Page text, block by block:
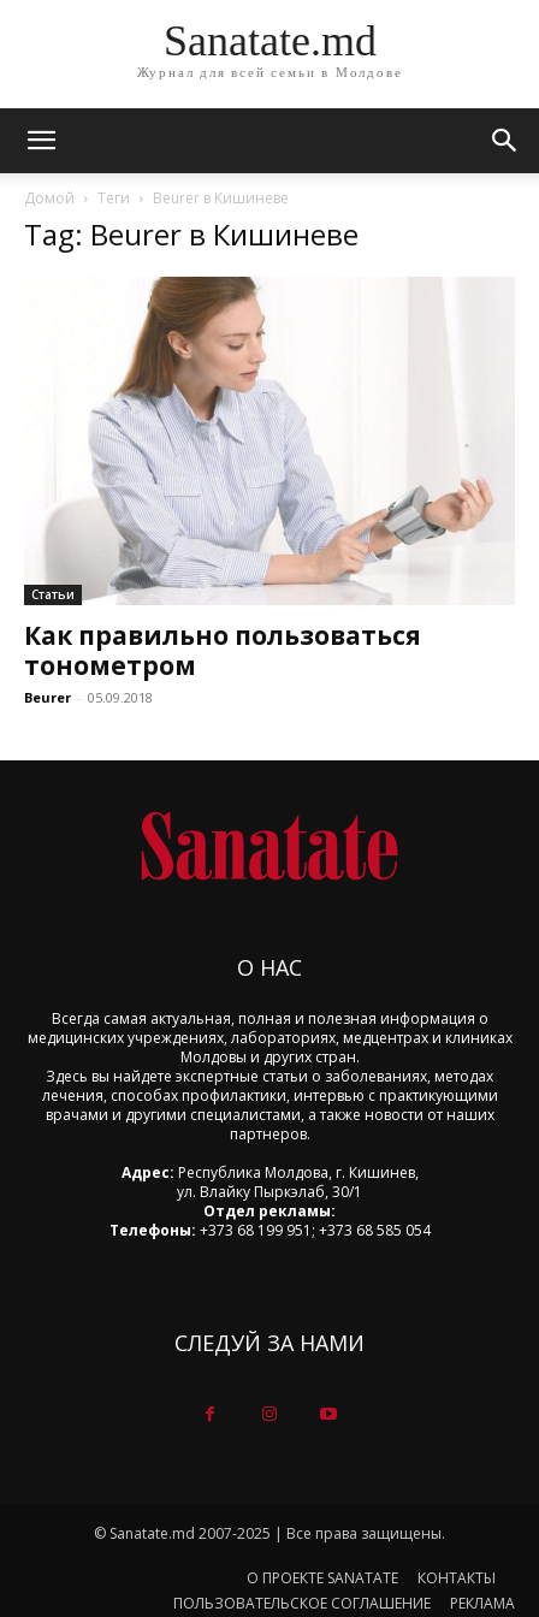
Sanatate.md
Журнал для всей семьи в Молдове
Домой Теги Beurer в Кишиневе
Tag: Beurer в Кишиневе
Статьи
Как правильно пользоваться
тонометром
Beurer - 05.09.2018
О НАС
Всегда самая актуальная, полная и полезная информация о
медицинских учреждениях, лабораториях, медцентрах и клиниках
Молдовы и других стран.
Здесь вы найдете экспертные статьи о заболеваниях, методах
лечения, способах профилактики, интервью с практикующими
врачами и другими специалистами, а также новости от наших
партнеров.
Адрес: Республика Молдова, г. Кишинев,
ул. Влайку Пыркэлаб, 30/1
Отдел рекламы:
Телефоны: +373 68 199 951; +373 68 585 054
СЛЕДУЙ ЗА НАМИ
© Sanatate.md 2007-2025 | Все права защищены.
О ПРОЕКТЕ SANATATE
КОНТАКТЫ
ПОЛЬЗОВАТЕЛЬСКОЕ СОГЛАШЕНИЕ
РЕКЛАМА